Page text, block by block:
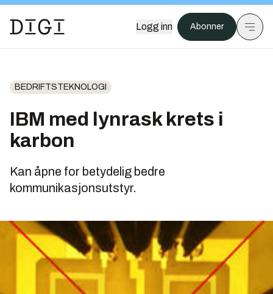
Logg inn Abonner
BEDRIFTSTEKNOLOGI
IBM med lynrask krets i
karbon
Kan åpne for betydelig bedre
kommunikasjonsutstyr.